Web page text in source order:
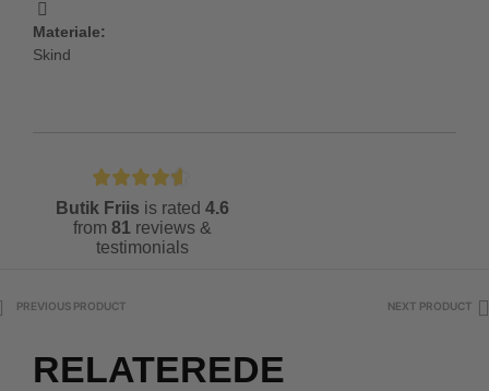
Materiale:
Skind
Butik Friis is rated 4.6
from 81 reviews &
testimonials
PREVIOUS PRODUCT NEXT PRODUCT
RELATEREDE